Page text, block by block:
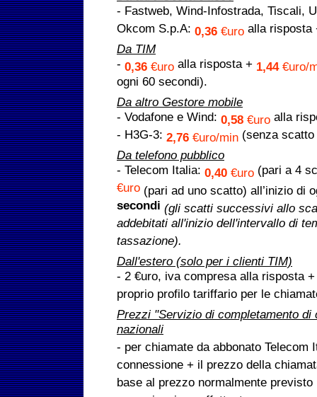
- Fastweb, Wind-Infostrada, Tiscali,
Okcom S.p.A: 0,36 €uro alla
Da TIM
- 0,36 €uro alla risposta + 1,44 €uro/
ogni 60 secondi).
Da altro Gestore mobile
- Vodafone e Wind: 0,58 €uro alla
- H3G-3: 2,76 €uro/min (senza
Da telefono pubblico
- Telecom Italia: 0,40 €uro (pari a 4
€uro (pari ad uno scatto) all’inizio di
secondi (gli scatti successivi allo
addebitati all'inizio dell'intervallo di
tassazione).
Dall'estero (solo per i clienti TIM)
- 2 €uro, iva compresa alla risposta
proprio profilo tariffario per le
Prezzi "Servizio di completamento di
nazionali
- per chiamate da abbonato Telecom
connessione + il prezzo della
base al prezzo normalmente